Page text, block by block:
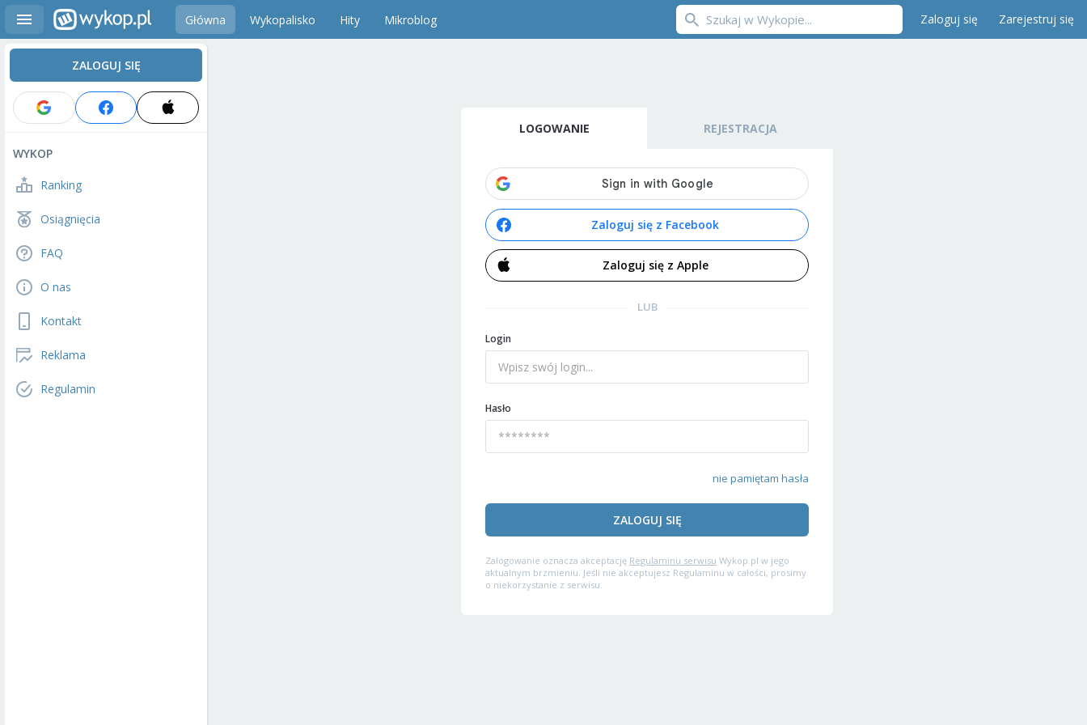
Główna Wykopalisko Hity Mikroblog Zaloguj się Zarejestruj się
ZALOGUJ SIĘ
WYKOP
Ranking
Osiągnięcia
FAQ
O nas
Kontakt
Reklama
Regulamin
LOGOWANIE REJESTRACJA
Zaloguj się z Facebook
Zaloguj się z Apple
LUB
Login
Hasło
nie pamiętam hasła
ZALOGUJ SIĘ
Zalogowanie oznacza akceptację Regulaminu serwisu Wykop.pl w jego
aktualnym brzmieniu. Jeśli nie akceptujesz Regulaminu w całości, prosimy
o niekorzystanie z serwisu.